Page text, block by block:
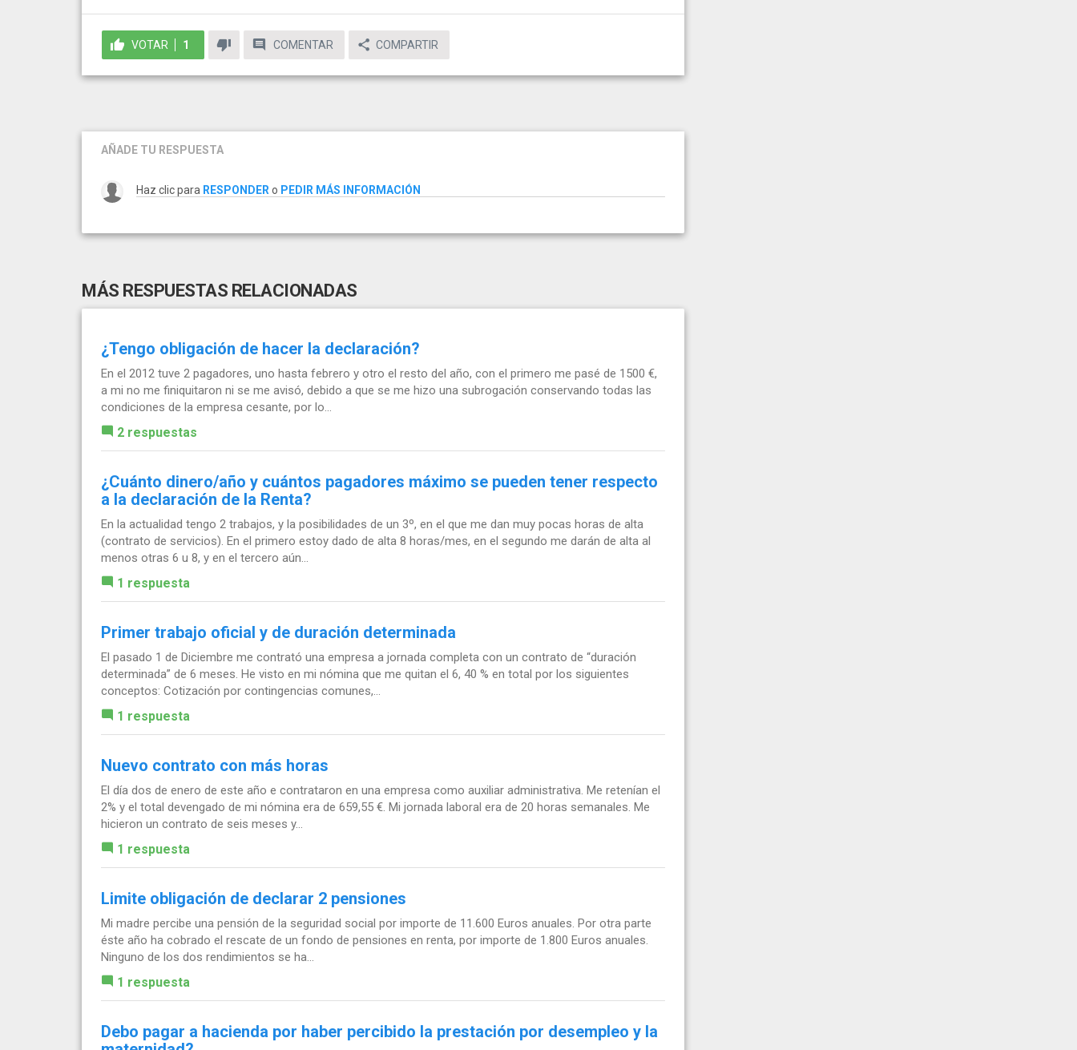
VOTAR 1 COMENTAR COMPARTIR
AÑADE TU RESPUESTA
Haz clic para RESPONDER o PEDIR MÁS INFORMACIÓN
MÁS RESPUESTAS RELACIONADAS
¿Tengo obligación de hacer la declaración?
En el 2012 tuve 2 pagadores, uno hasta febrero y otro el resto del año, con el primero me pasé de 1500 €,
a mi no me finiquitaron ni se me avisó, debido a que se me hizo una subrogación conservando todas las
condiciones de la empresa cesante, por lo...
2 respuestas
¿Cuánto dinero/año y cuántos pagadores máximo se pueden tener respecto
a la declaración de la Renta?
En la actualidad tengo 2 trabajos, y la posibilidades de un 3º, en el que me dan muy pocas horas de alta
(contrato de servicios). En el primero estoy dado de alta 8 horas/mes, en el segundo me darán de alta al
menos otras 6 u 8, y en el tercero aún...
1 respuesta
Primer trabajo oficial y de duración determinada
El pasado 1 de Diciembre me contrató una empresa a jornada completa con un contrato de “duración
determinada” de 6 meses. He visto en mi nómina que me quitan el 6, 40 % en total por los siguientes
conceptos: Cotización por contingencias comunes,...
1 respuesta
Nuevo contrato con más horas
El día dos de enero de este año e contrataron en una empresa como auxiliar administrativa. Me retenían el
2% y el total devengado de mi nómina era de 659,55 €. Mi jornada laboral era de 20 horas semanales. Me
hicieron un contrato de seis meses y...
1 respuesta
Limite obligación de declarar 2 pensiones
Mi madre percibe una pensión de la seguridad social por importe de 11.600 Euros anuales. Por otra parte
éste año ha cobrado el rescate de un fondo de pensiones en renta, por importe de 1.800 Euros anuales.
Ninguno de los dos rendimientos se ha...
1 respuesta
Debo pagar a hacienda por haber percibido la prestación por desempleo y la